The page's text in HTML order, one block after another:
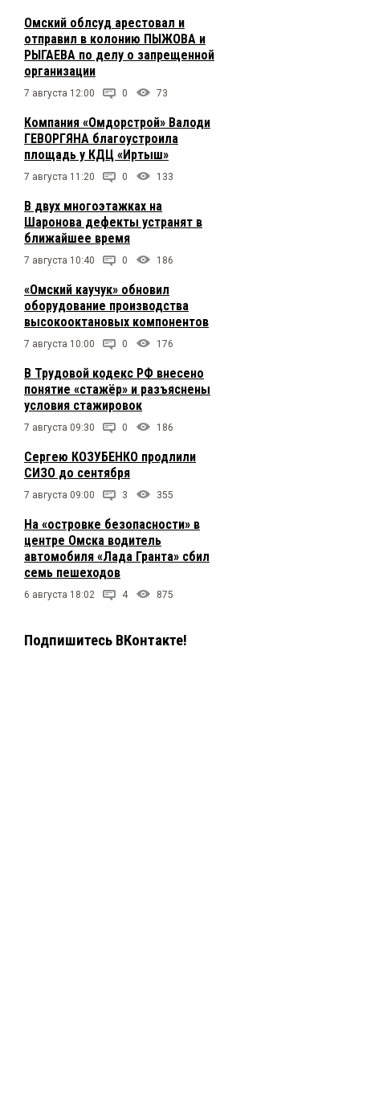
Омский облсуд арестовал и
отправил в колонию ПЫЖОВА и
РЫГАЕВА по делу о запрещенной
организации
7 августа 12:00 0 73
Компания «Омдорстрой» Валоди
ГЕВОРГЯНА благоустроила
площадь у КДЦ «Иртыш»
7 августа 11:20 0 133
В двух многоэтажках на
Шаронова дефекты устранят в
ближайшее время
7 августа 10:40 0 186
«Омский каучук» обновил
оборудование производства
высокооктановых компонентов
7 августа 10:00 0 176
В Трудовой кодекс РФ внесено
понятие «стажёр» и разъяснены
условия стажировок
7 августа 09:30 0 186
Сергею КОЗУБЕНКО продлили
СИЗО до сентября
7 августа 09:00 3 355
На «островке безопасности» в
центре Омска водитель
автомобиля «Лада Гранта» сбил
семь пешеходов
6 августа 18:02 4 875
Подпишитесь ВКонтакте!